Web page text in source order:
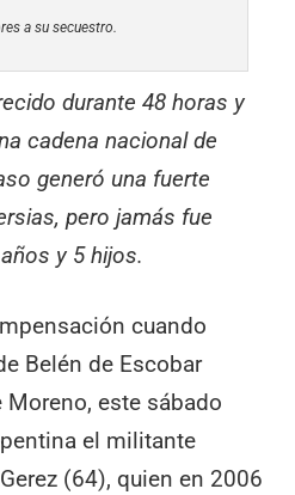
a su secuestro.
durante 48 horas y
cadena nacional de
generó una fuerte
pero jamás fue
y 5 hijos.
cuando
Belén de Escobar
este sábado
el militante
(64), quien en 2006